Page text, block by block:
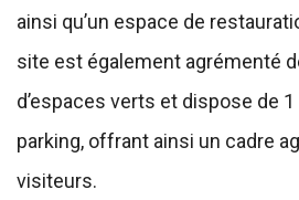
ainsi qu’un espace de
site est également agrémenté
d’espaces verts et dispose de
parking, offrant ainsi un cadre
visiteurs.